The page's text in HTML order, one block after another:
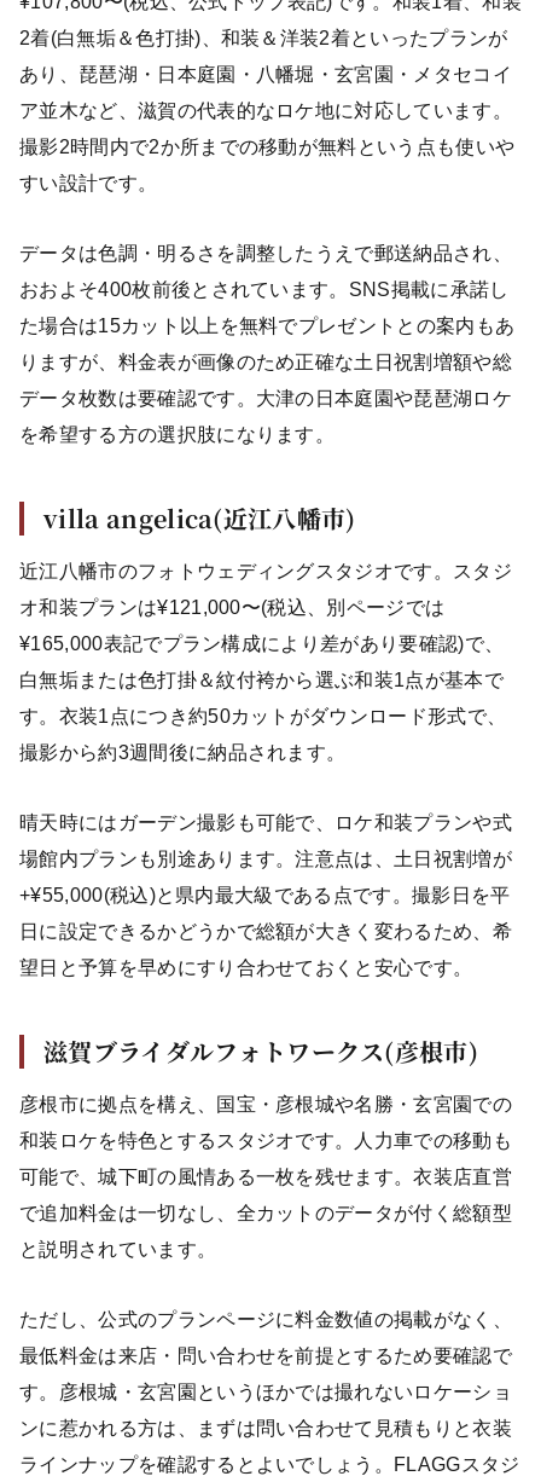
2着(白無垢＆色打掛)、和装＆洋装2着といったプランが
あり、琵琶湖・日本庭園・八幡堀・玄宮園・メタセコイ
ア並木など、滋賀の代表的なロケ地に対応しています。
撮影2時間内で2か所までの移動が無料という点も使いや
すい設計です。
データは色調・明るさを調整したうえで郵送納品され、
おおよそ400枚前後とされています。SNS掲載に承諾し
た場合は15カット以上を無料でプレゼントとの案内もあ
りますが、料金表が画像のため正確な土日祝割増額や総
データ枚数は要確認です。大津の日本庭園や琵琶湖ロケ
を希望する方の選択肢になります。
villa angelica(近江八幡市)
近江八幡市のフォトウェディングスタジオです。スタジ
オ和装プランは¥121,000〜(税込、別ページでは
¥165,000表記でプラン構成により差があり要確認)で、
白無垢または色打掛＆紋付袴から選ぶ和装1点が基本で
す。衣装1点につき約50カットがダウンロード形式で、
撮影から約3週間後に納品されます。
晴天時にはガーデン撮影も可能で、ロケ和装プランや式
場館内プランも別途あります。注意点は、土日祝割増が
+¥55,000(税込)と県内最大級である点です。撮影日を平
日に設定できるかどうかで総額が大きく変わるため、希
望日と予算を早めにすり合わせておくと安心です。
滋賀ブライダルフォトワークス(彦根市)
彦根市に拠点を構え、国宝・彦根城や名勝・玄宮園での
和装ロケを特色とするスタジオです。人力車での移動も
可能で、城下町の風情ある一枚を残せます。衣装店直営
で追加料金は一切なし、全カットのデータが付く総額型
と説明されています。
ただし、公式のプランページに料金数値の掲載がなく、
最低料金は来店・問い合わせを前提とするため要確認で
す。彦根城・玄宮園というほかでは撮れないロケーショ
ンに惹かれる方は、まずは問い合わせて見積もりと衣装
ラインナップを確認するとよいでしょう。FLAGGスタジ